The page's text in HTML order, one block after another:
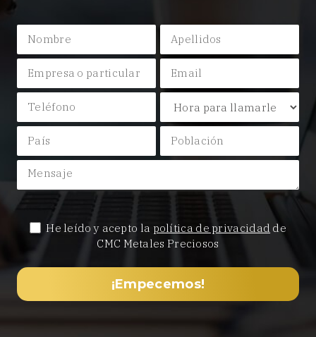
He leído y acepto la política de privacidad de
CMC Metales Preciosos